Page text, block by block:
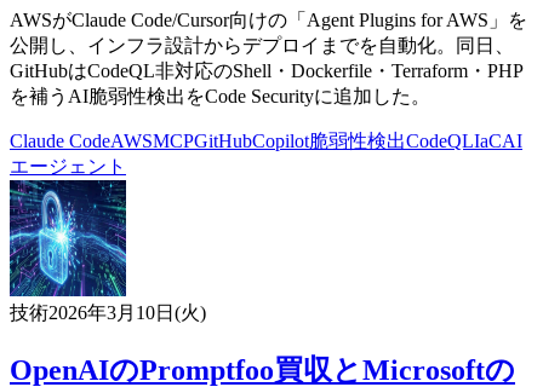
AWSがClaude Code/Cursor向けの「Agent Plugins for AWS」を
公開し、インフラ設計からデプロイまでを自動化。同日、
GitHubはCodeQL非対応のShell・Dockerfile・Terraform・PHP
を補うAI脆弱性検出をCode Securityに追加した。
Claude CodeAWSMCPGitHubCopilot脆弱性検出CodeQLIaCAI
エージェント
技術2026年3月10日(火)
OpenAIのPromptfoo買収とMicrosoftの